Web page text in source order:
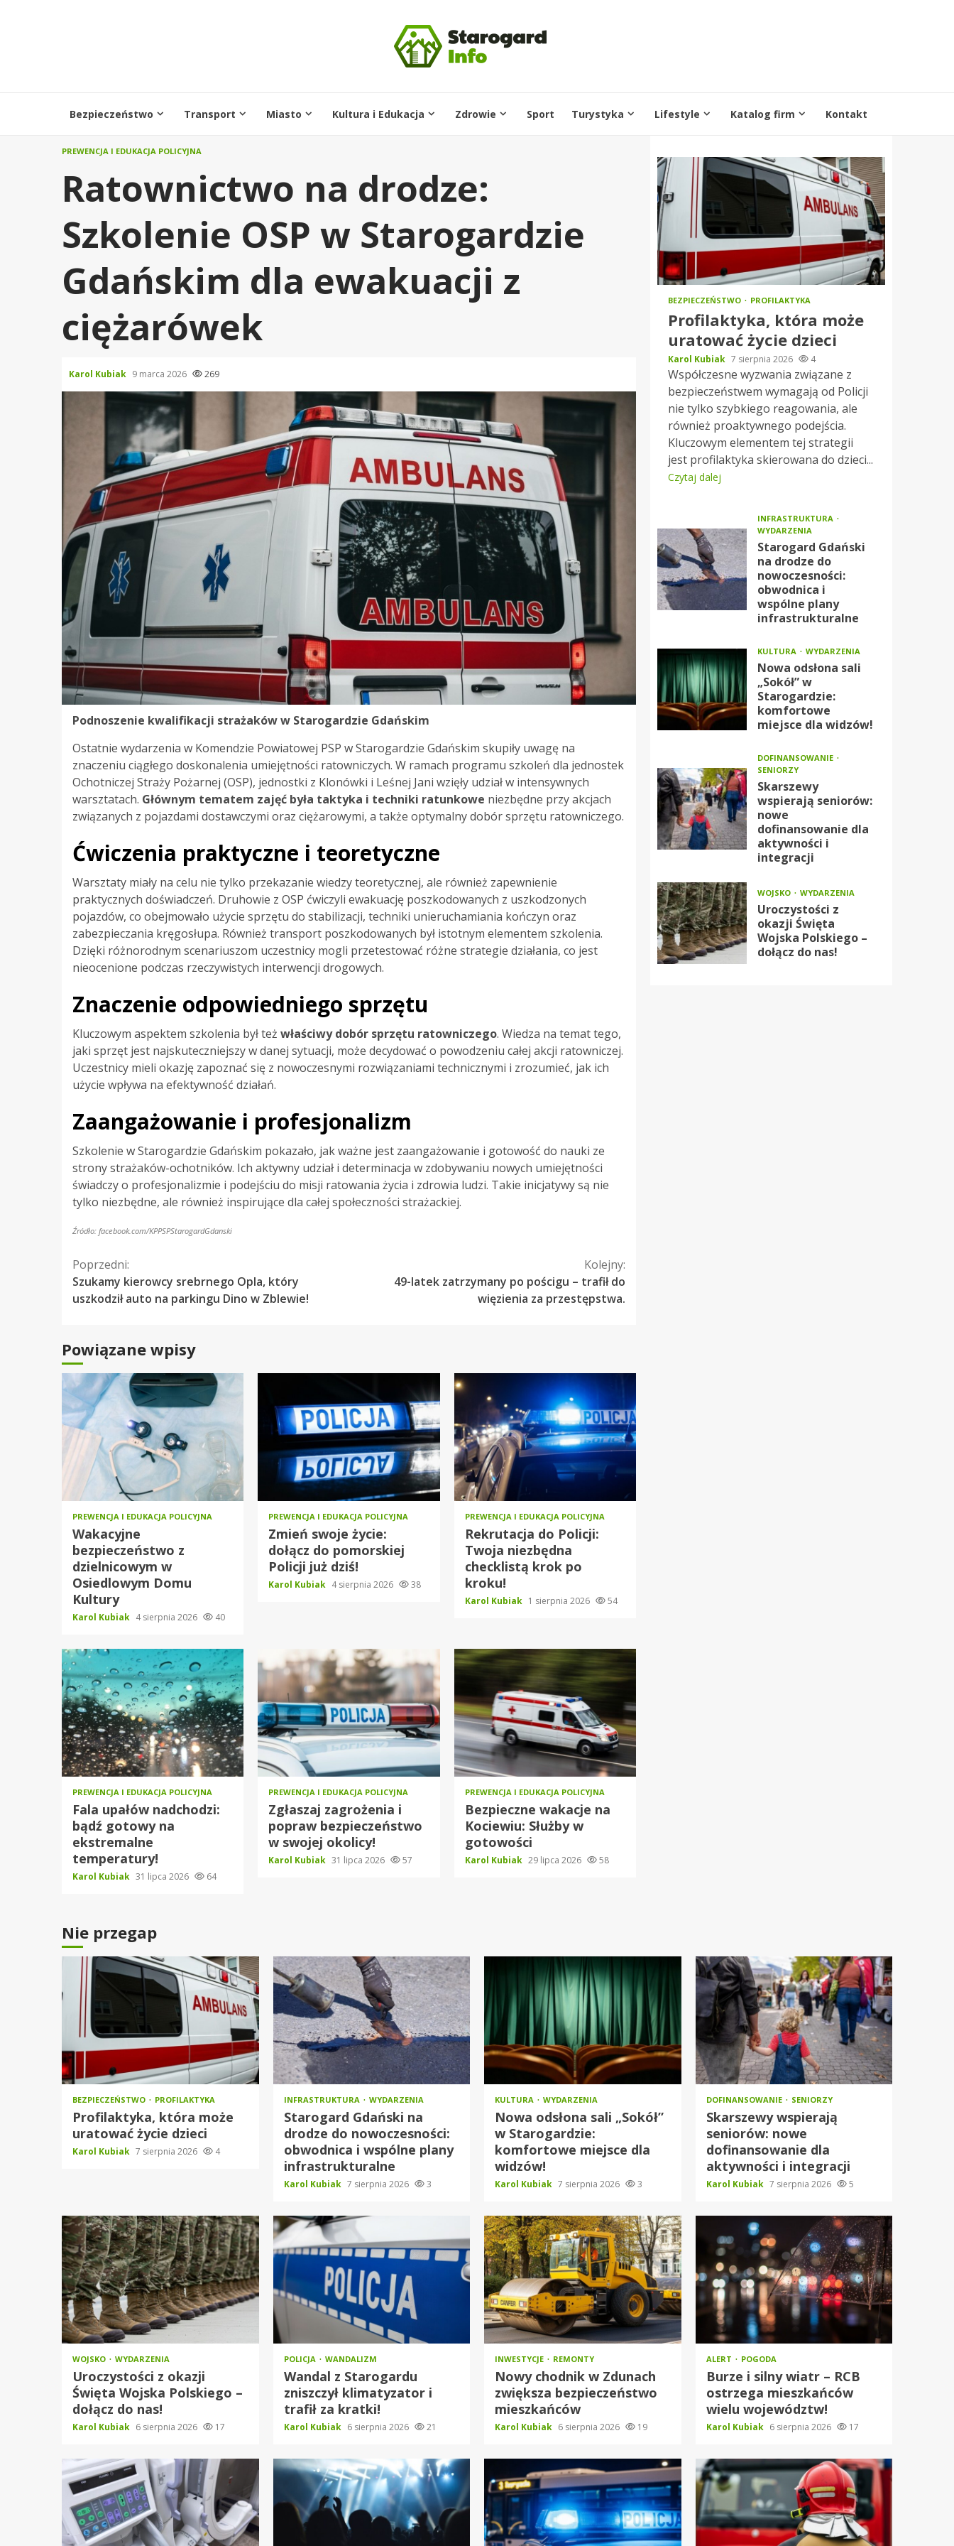
Bezpieczeństwo Transport Miasto Kultura i Edukacja Zdrowie Sport Turystyka Lifestyle Katalog firm Kontakt
PREWENCJA I EDUKACJA POLICYJNA
Ratownictwo na drodze:
Szkolenie OSP w Starogardzie
Gdańskim dla ewakuacji z
ciężarówek
Karol Kubiak 9 marca 2026 269
Podnoszenie kwalifikacji strażaków w Starogardzie Gdańskim
Ostatnie wydarzenia w Komendzie Powiatowej PSP w Starogardzie Gdańskim skupiły uwagę na
znaczeniu ciągłego doskonalenia umiejętności ratowniczych. W ramach programu szkoleń dla jednostek
Ochotniczej Straży Pożarnej (OSP), jednostki z Klonówki i Leśnej Jani wzięły udział w intensywnych
warsztatach. Głównym tematem zajęć była taktyka i techniki ratunkowe niezbędne przy akcjach
związanych z pojazdami dostawczymi oraz ciężarowymi, a także optymalny dobór sprzętu ratowniczego.
Ćwiczenia praktyczne i teoretyczne
Warsztaty miały na celu nie tylko przekazanie wiedzy teoretycznej, ale również zapewnienie
praktycznych doświadczeń. Druhowie z OSP ćwiczyli ewakuację poszkodowanych z uszkodzonych
pojazdów, co obejmowało użycie sprzętu do stabilizacji, techniki unieruchamiania kończyn oraz
zabezpieczania kręgosłupa. Również transport poszkodowanych był istotnym elementem szkolenia.
Dzięki różnorodnym scenariuszom uczestnicy mogli przetestować różne strategie działania, co jest
nieocenione podczas rzeczywistych interwencji drogowych.
Znaczenie odpowiedniego sprzętu
Kluczowym aspektem szkolenia był też właściwy dobór sprzętu ratowniczego. Wiedza na temat tego,
jaki sprzęt jest najskuteczniejszy w danej sytuacji, może decydować o powodzeniu całej akcji ratowniczej.
Uczestnicy mieli okazję zapoznać się z nowoczesnymi rozwiązaniami technicznymi i zrozumieć, jak ich
użycie wpływa na efektywność działań.
Zaangażowanie i profesjonalizm
Szkolenie w Starogardzie Gdańskim pokazało, jak ważne jest zaangażowanie i gotowość do nauki ze
strony strażaków-ochotników. Ich aktywny udział i determinacja w zdobywaniu nowych umiejętności
świadczy o profesjonalizmie i podejściu do misji ratowania życia i zdrowia ludzi. Takie inicjatywy są nie
tylko niezbędne, ale również inspirujące dla całej społeczności strażackiej.
Źródło: facebook.com/KPPSPStarogardGdanski
Kontynuuj
czytanie
Poprzedni:
Szukamy kierowcy srebrnego Opla, który
uszkodził auto na parkingu Dino w Zblewie!
Kolejny:
49-latek zatrzymany po pościgu – trafił do
więzienia za przestępstwa.
Powiązane wpisy
PREWENCJA I EDUKACJA POLICYJNA
Wakacyjne
bezpieczeństwo z
dzielnicowym w
Osiedlowym Domu
Kultury
Karol Kubiak 4 sierpnia 2026 40
PREWENCJA I EDUKACJA POLICYJNA
Zmień swoje życie:
dołącz do pomorskiej
Policji już dziś!
Karol Kubiak 4 sierpnia 2026 38
PREWENCJA I EDUKACJA POLICYJNA
Rekrutacja do Policji:
Twoja niezbędna
checklistą krok po
kroku!
Karol Kubiak 1 sierpnia 2026 54
PREWENCJA I EDUKACJA POLICYJNA
Fala upałów nadchodzi:
bądź gotowy na
ekstremalne
temperatury!
Karol Kubiak 31 lipca 2026 64
PREWENCJA I EDUKACJA POLICYJNA
Zgłaszaj zagrożenia i
popraw bezpieczeństwo
w swojej okolicy!
Karol Kubiak 31 lipca 2026 57
PREWENCJA I EDUKACJA POLICYJNA
Bezpieczne wakacje na
Kociewiu: Służby w
gotowości
Karol Kubiak 29 lipca 2026 58
BEZPIECZEŃSTWO PROFILAKTYKA
Profilaktyka, która może
uratować życie dzieci
Karol Kubiak 7 sierpnia 2026 4
Współczesne wyzwania związane z
bezpieczeństwem wymagają od Policji
nie tylko szybkiego reagowania, ale
również proaktywnego podejścia.
Kluczowym elementem tej strategii
jest profilaktyka skierowana do dzieci...
Czytaj dalej
INFRASTRUKTURA
WYDARZENIA
Starogard Gdański
na drodze do
nowoczesności:
obwodnica i
wspólne plany
infrastrukturalne
KULTURA WYDARZENIA
Nowa odsłona sali
„Sokół” w
Starogardzie:
komfortowe
miejsce dla widzów!
DOFINANSOWANIE
SENIORZY
Skarszewy
wspierają seniorów:
nowe
dofinansowanie dla
aktywności i
integracji
WOJSKO WYDARZENIA
Uroczystości z
okazji Święta
Wojska Polskiego –
dołącz do nas!
Nie przegap
BEZPIECZEŃSTWO PROFILAKTYKA
Profilaktyka, która może
uratować życie dzieci
Karol Kubiak 7 sierpnia 2026 4
INFRASTRUKTURA WYDARZENIA
Starogard Gdański na
drodze do nowoczesności:
obwodnica i wspólne plany
infrastrukturalne
Karol Kubiak 7 sierpnia 2026 3
KULTURA WYDARZENIA
Nowa odsłona sali „Sokół”
w Starogardzie:
komfortowe miejsce dla
widzów!
Karol Kubiak 7 sierpnia 2026 3
DOFINANSOWANIE SENIORZY
Skarszewy wspierają
seniorów: nowe
dofinansowanie dla
aktywności i integracji
Karol Kubiak 7 sierpnia 2026 5
WOJSKO WYDARZENIA
Uroczystości z okazji
Święta Wojska Polskiego –
dołącz do nas!
Karol Kubiak 6 sierpnia 2026 17
POLICJA WANDALIZM
Wandal z Starogardu
zniszczył klimatyzator i
trafił za kratki!
Karol Kubiak 6 sierpnia 2026 21
INWESTYCJE REMONTY
Nowy chodnik w Zdunach
zwiększa bezpieczeństwo
mieszkańców
Karol Kubiak 6 sierpnia 2026 19
ALERT POGODA
Burze i silny wiatr – RCB
ostrzega mieszkańców
wielu województw!
Karol Kubiak 6 sierpnia 2026 17